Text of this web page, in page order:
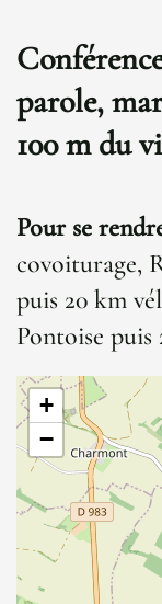
parole,
100 m du
Pour se
covoiturage,
puis 20 km
Pontoise
+
−